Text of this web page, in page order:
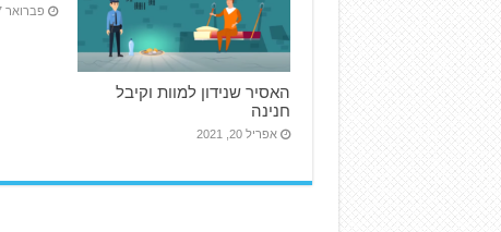
האסיר שנידון למוות וקיבל
חנינה
אפריל 20, 2021
פברואר 27, 2017